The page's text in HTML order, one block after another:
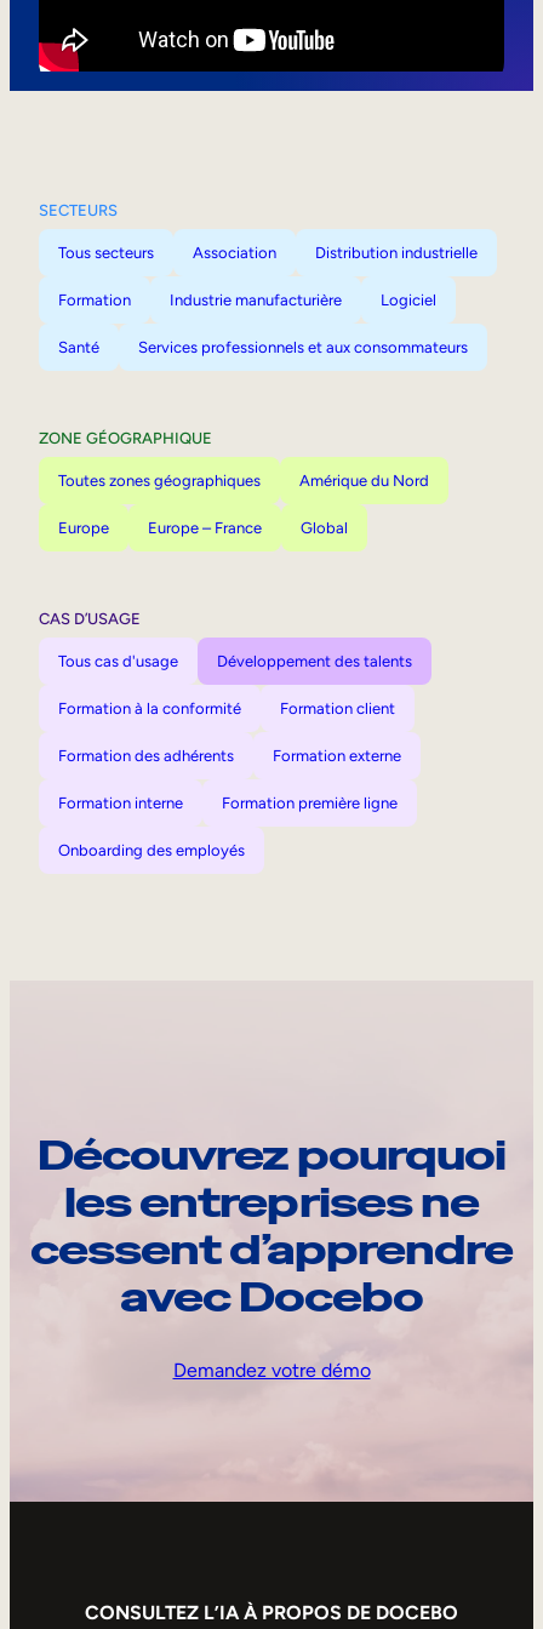
SECTEURS
Tous secteurs Association Distribution industrielle
Formation Industrie manufacturière Logiciel
Santé Services professionnels et aux consommateurs
ZONE GÉOGRAPHIQUE
Toutes zones géographiques Amérique du Nord
Europe Europe – France Global
CAS D’USAGE
Tous cas d'usage Développement des talents
Formation à la conformité Formation client
Formation des adhérents Formation externe
Formation interne Formation première ligne
Onboarding des employés
Découvrez pourquoi
les entreprises ne
cessent d’apprendre
avec Docebo
Demandez votre démo
CONSULTEZ L’IA À PROPOS DE DOCEBO